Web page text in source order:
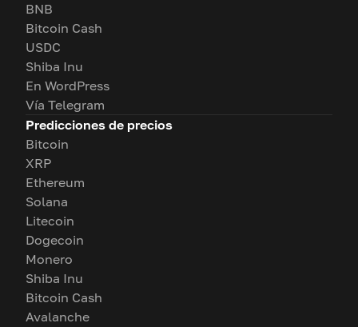
BNB
Bitcoin Cash
USDC
Shiba Inu
En WordPress
Vía Telegram
Predicciones de precios
Bitcoin
XRP
Ethereum
Solana
Litecoin
Dogecoin
Monero
Shiba Inu
Bitcoin Cash
Avalanche